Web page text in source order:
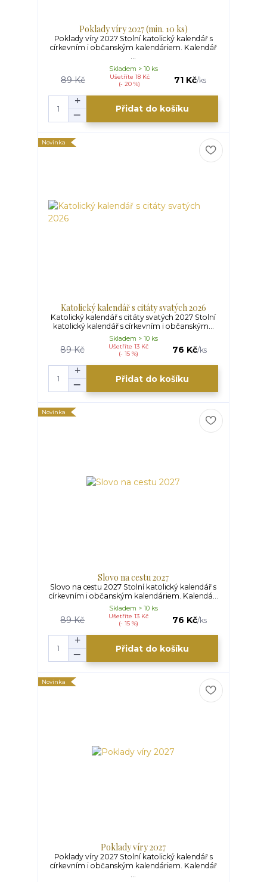
Poklady víry 2027 (min. 10 ks)
Poklady víry 2027 Stolní katolický kalendář s
církevním i občanským kalendáriem. Kalendář
89 Kč
Ušetříte 18 Kč
(- 20 %)
71 Kč/ks
Skladem > 10 ks
Přidat do košíku
Novinka
Katolický kalendář s citáty svatých 2026
Katolický kalendář s citáty svatých 2027 Stolní
katolický kalendář s církevním i občanským...
89 Kč
Ušetříte 13 Kč
(- 15 %)
76 Kč/ks
Skladem > 10 ks
Přidat do košíku
Novinka
Slovo na cestu 2027
Slovo na cestu 2027 Stolní katolický kalendář s
církevním i občanským kalendáriem. Kalendá...
89 Kč
Ušetříte 13 Kč
(- 15 %)
76 Kč/ks
Skladem > 10 ks
Přidat do košíku
Novinka
Poklady víry 2027
Poklady víry 2027 Stolní katolický kalendář s
církevním i občanským kalendáriem. Kalendář
...